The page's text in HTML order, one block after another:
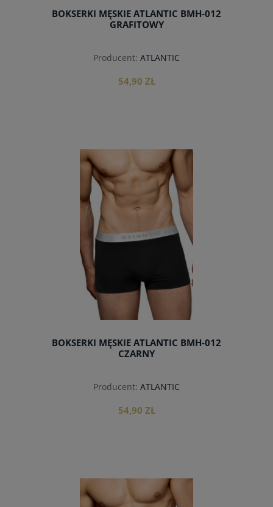
BOKSERKI MĘSKIE ATLANTIC BMH-012
GRAFITOWY
Producent: ATLANTIC
54,90 ZŁ
BOKSERKI MĘSKIE ATLANTIC BMH-012
CZARNY
Producent: ATLANTIC
54,90 ZŁ